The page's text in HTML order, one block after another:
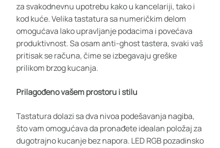
za svakodnevnu upotrebu kako u kancelariji, tako i
kod kuće. Velika tastatura sa numeričkim delom
omogućava lako upravljanje podacima i povećava
produktivnost. Sa osam anti-ghost tastera, svaki vaš
pritisak se računa, čime se izbegavaju greške
prilikom brzog kucanja.
Prilagođeno vašem prostoru i stilu
Tastatura dolazi sa dva nivoa podešavanja nagiba,
što vam omogućava da pronađete idealan položaj za
dugotrajno kucanje bez napora. LED RGB pozadinsko